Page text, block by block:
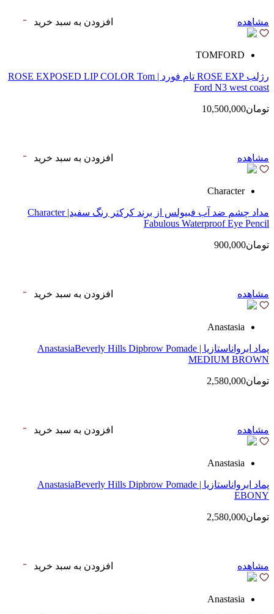
مشاهده افزودن به سبد خرید
TOMFORD
رژلب ROSE EXP تام فورد | ROSE EXPOSED LIP COLOR Tom
Ford N3 west coast
تومان10,500,000
مشاهده افزودن به سبد خرید
Character
مداد چشم ضد آب فبیولس از برند کرکتر رنگ سفید| Character
Fabulous Waterproof Eye Pencil
تومان900,000
مشاهده افزودن به سبد خرید
Anastasia
پماد ابرواناستازیا | AnastasiaBeverly Hills Dipbrow Pomade
MEDIUM BROWN
تومان2,580,000
مشاهده افزودن به سبد خرید
Anastasia
پماد ابرواناستازیا | AnastasiaBeverly Hills Dipbrow Pomade
EBONY
تومان2,580,000
مشاهده افزودن به سبد خرید
Anastasia